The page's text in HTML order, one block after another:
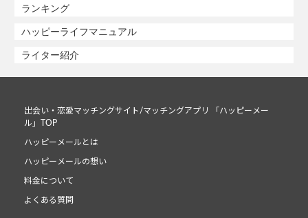
ランキング
ハッピーライフマニュアル
ライター紹介
出会い・恋愛マッチングサイト/マッチングアプリ 「ハッピーメー
ル」TOP
ハッピーメールとは
ハッピーメールの想い
料金について
よくある質問